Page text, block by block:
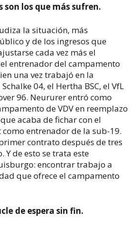
son los que más sufren.
la situación, más
y de los ingresos que
cada vez más el
entrenador del campamento
una vez trabajó en la
04, el Hertha BSC, el VfL
96. Neururer entró como
de VDV en reemplazo
acaba de fichar con el
entrenador de la sub-19.
contrato después de tres
Y de esto se trata este
encontrar trabajo a
que ofrece el campamento
de espera sin fin.